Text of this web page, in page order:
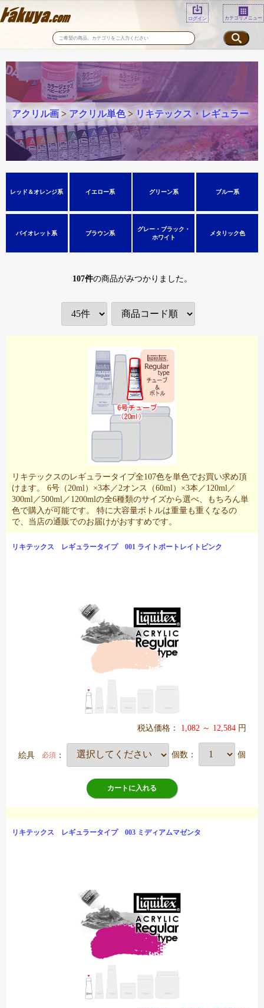
ログイン カテゴリメニュー
アクリル画 > アクリル単色> リキテックス・レギュラー
レッド＆オレンジ系 イエロー系 グリーン系 ブルー系
バイオレット系 ブラウン系
グレー・ブラック・
ホワイト
メタリック色
107件の商品がみつかりました。
リキテックスのレギュラータイプ全107色を単色でお買い求め頂
けます。 6号（20ml）×3本／2オンス（60ml）×3本／120ml／
300ml／500ml／1200mlの全6種類のサイズから選べ、もちろん単
色で購入が可能です。 特に大容量ボトルは重量も重くなるの
で、当店の通販でのお届けがおすすめです。
リキテックス レギュラータイプ 001 ライトポートレイトピンク
税込価格： 1,082 ～ 12,584 円
絵具 必須 ： 個数： 個
カートに入れる
リキテックス レギュラータイプ 003 ミディアムマゼンタ